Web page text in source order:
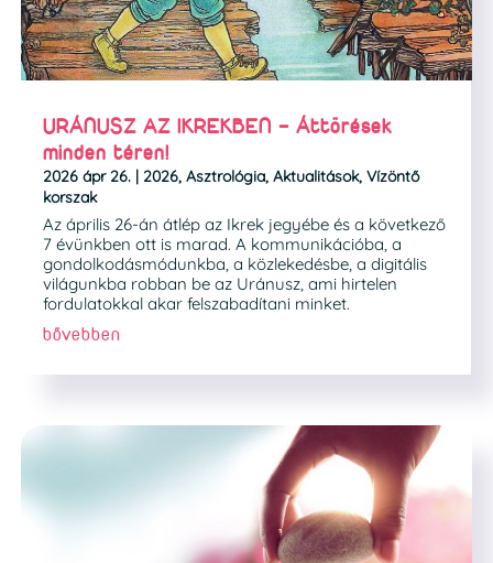
URÁNUSZ AZ IKREKBEN – Áttörések
minden téren!
2026 ápr 26. | 2026, Asztrológia, Aktualitások, Vízöntő
korszak
Az április 26-án átlép az Ikrek jegyébe és a következő
7 évünkben ott is marad. A kommunikációba, a
gondolkodásmódunkba, a közlekedésbe, a digitális
világunkba robban be az Uránusz, ami hirtelen
fordulatokkal akar felszabadítani minket.
bővebben